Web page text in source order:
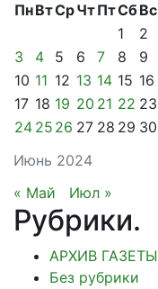
Июнь 2024
ПнВтСрЧтПтСбВс
1
2
3
4 5 6 7 8
9
10 11 12 13 14 15 16
17 18 19 20 21 22 23
24 25 26 27 28 29 30
« Май Июл »
Рубрики.
АРХИВ ГАЗЕТЫ
Без рубрики